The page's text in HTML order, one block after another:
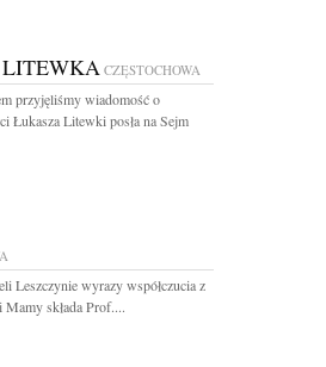
CZĘSTOCHOWA
przyjęliśmy wiadomość o
Łukasza Litewki posła na Sejm
Leszczynie wyrazy współczucia z
składa Prof....